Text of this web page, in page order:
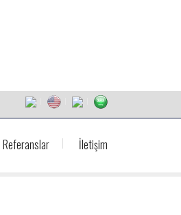
Referanslar İletişim